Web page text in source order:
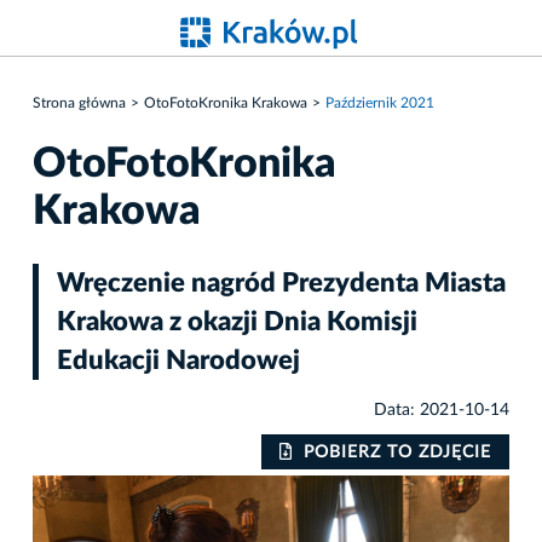
Strona główna OtoFotoKronika Krakowa Październik 2021
OtoFotoKronika
Krakowa
Wręczenie nagród Prezydenta Miasta
Krakowa z okazji Dnia Komisji
Edukacji Narodowej
Data: 2021-10-14
POBIERZ TO ZDJĘCIE